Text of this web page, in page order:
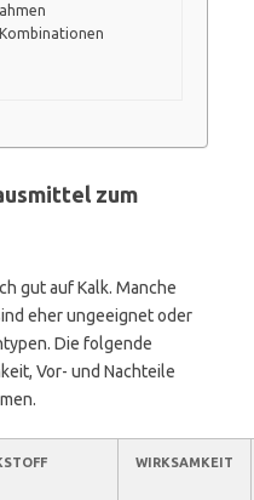
zum
gut auf Kalk. Manche
eher ungeeignet oder
Die folgende
Vor- und Nachteile
WIRKSAMKEIT